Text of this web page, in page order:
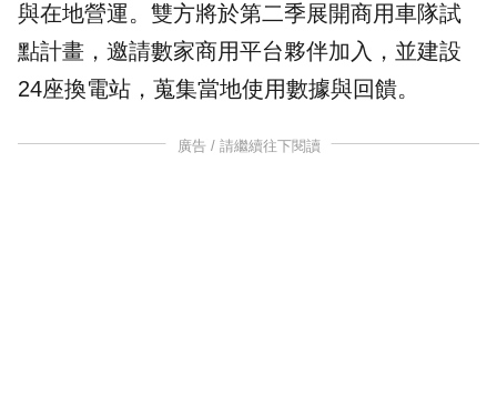
與在地營運。雙方將於第二季展開商用車隊試
點計畫，邀請數家商用平台夥伴加入，並建設
24座換電站，蒐集當地使用數據與回饋。
廣告 / 請繼續往下閱讀